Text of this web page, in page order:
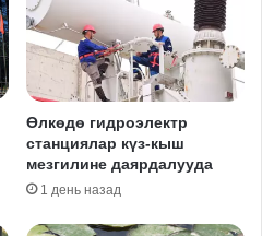
Өлкөдө гидроэлектр
станциялар күз-кыш
мезгилине даярдалууда
1 день назад